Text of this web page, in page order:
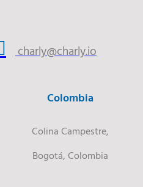
charly@charly.io
Colombia
Colina Campestre,
Bogotá, Colombia